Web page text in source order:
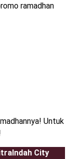
ramadhan
Untuk
City